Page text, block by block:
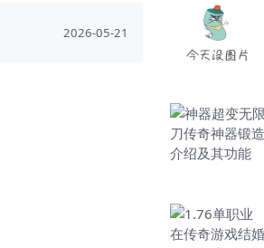
2026-05-21